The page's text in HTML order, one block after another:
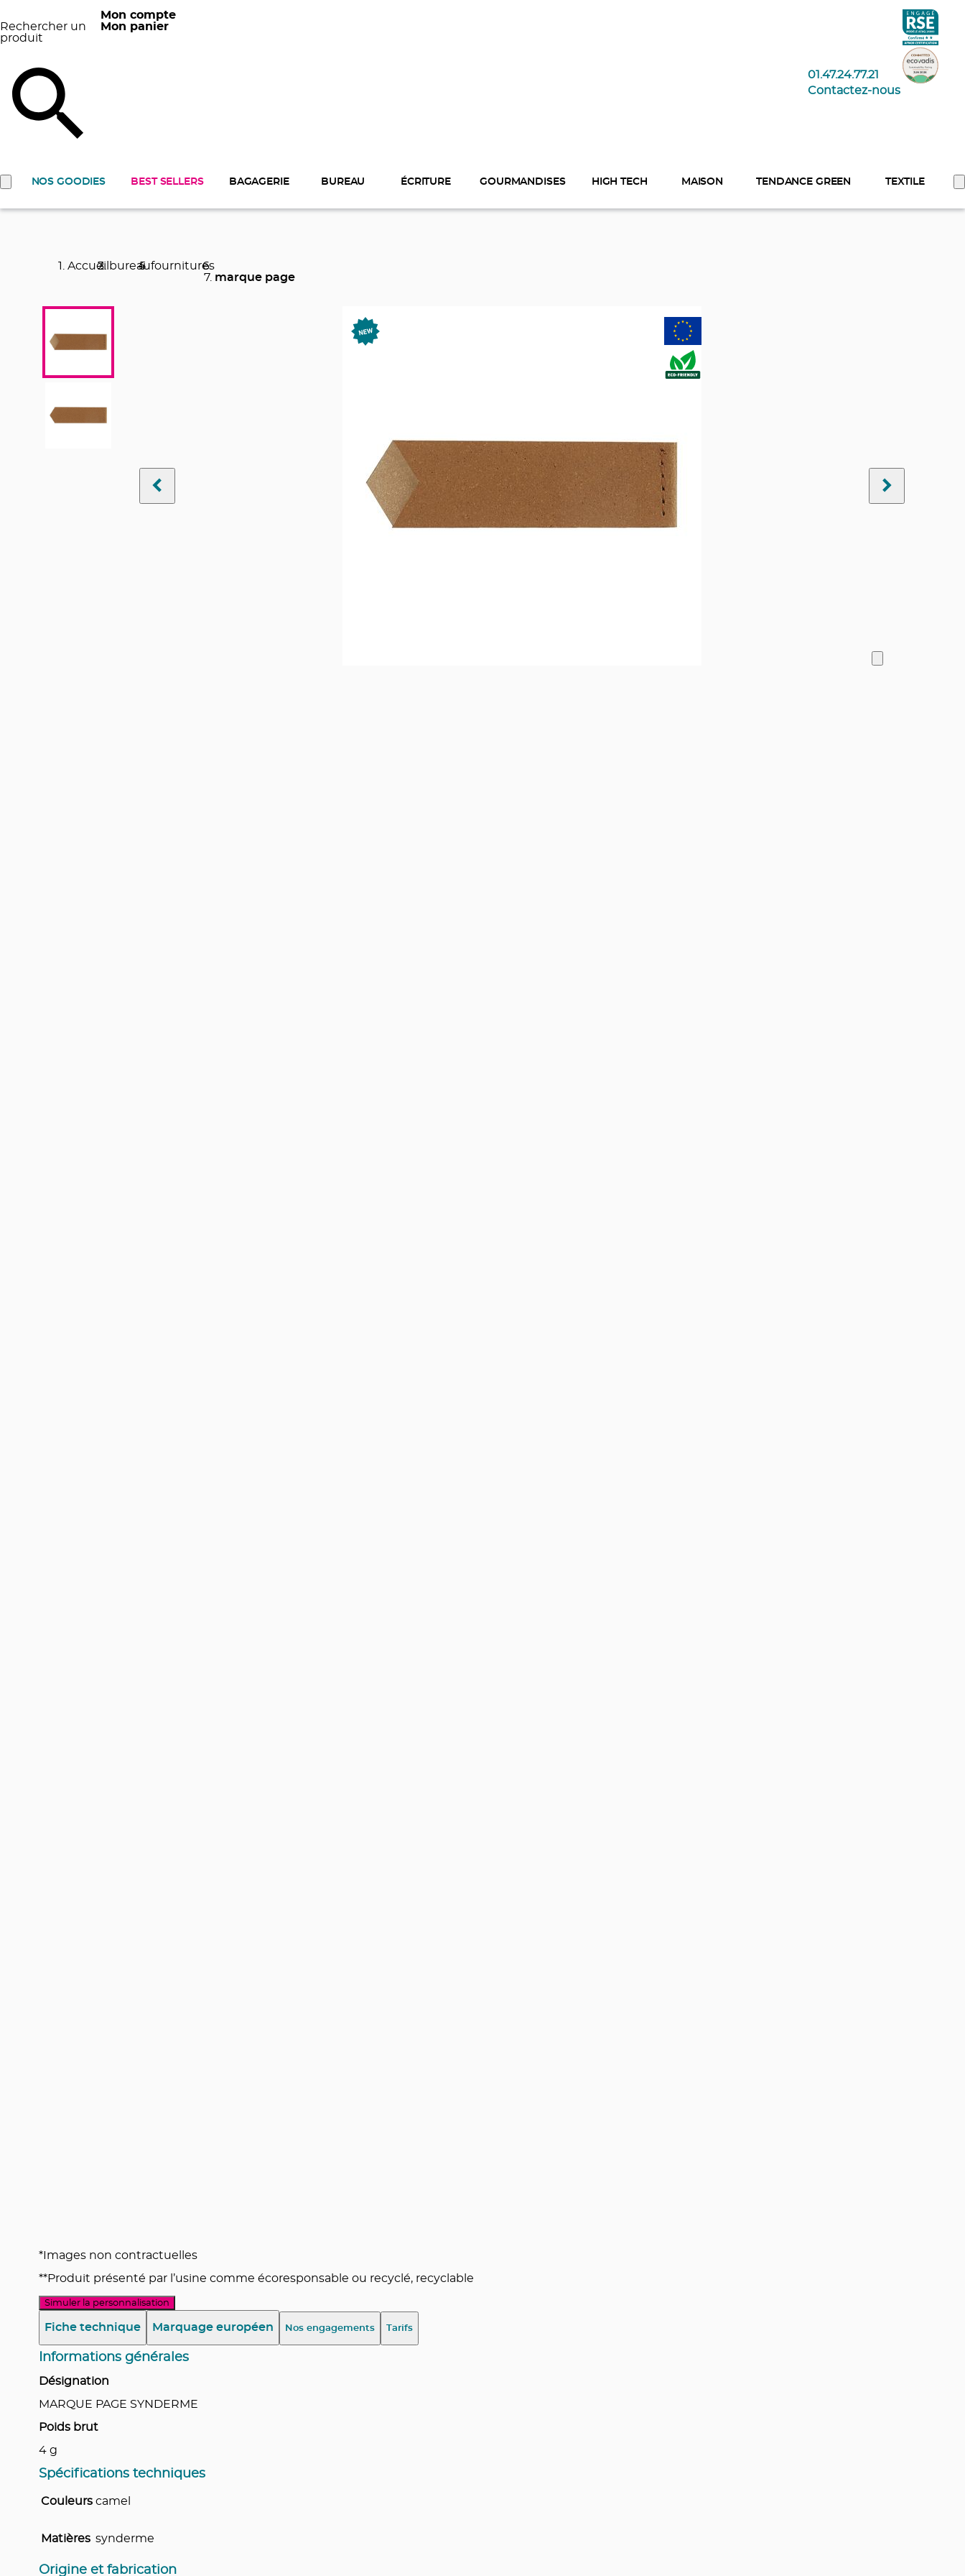
Rechercher un
produit
Mon compte
Mon panier
01.47.24.77.21
Contactez-nous
NOS GOODIES BEST SELLERS BAGAGERIE BUREAU ÉCRITURE GOURMANDISES HIGH TECH MAISON TENDANCE GREEN TEXTILE
Accueil bureaufournitures
marque page
*Images non contractuelles
**Produit présenté par l’usine comme écoresponsable ou recyclé, recyclable
Simuler la personnalisation
Fiche technique Marquage européen Nos engagements Tarifs
Informations générales
Désignation
MARQUE PAGE SYNDERME
Poids brut
4g
Spécifications techniques
Couleurs camel
Matières synderme
Origine et fabrication